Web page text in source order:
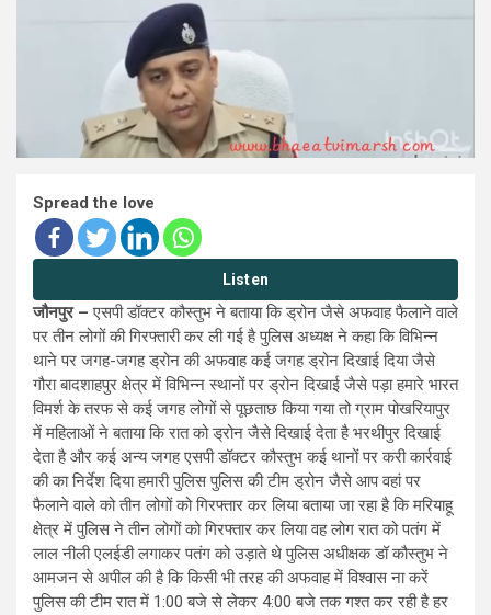
Spread the love
Listen
जौनपुर –एसपी डॉक्टर कौस्तुभ ने बताया कि ड्रोन जैसे अफवाह फैलाने वाले
पर तीन लोगों की गिरफ्तारी कर ली गई है पुलिस अध्यक्ष ने कहा कि विभिन्न
थाने पर जगह-जगह ड्रोन की अफवाह कई जगह ड्रोन दिखाई दिया जैसे
गौरा बादशाहपुर क्षेत्र में विभिन्न स्थानों पर ड्रोन दिखाई जैसे पड़ा हमारे भारत
विमर्श के तरफ से कई जगह लोगों से पूछताछ किया गया तो ग्राम पोखरियापुर
में महिलाओं ने बताया कि रात को ड्रोन जैसे दिखाई देता है भरथीपुर दिखाई
देता है और कई अन्य जगह एसपी डॉक्टर कौस्तुभ कई थानों पर करी कार्रवाई
की का निर्देश दिया हमारी पुलिस पुलिस की टीम ड्रोन जैसे आप वहां पर
फैलाने वाले को तीन लोगों को गिरफ्तार कर लिया बताया जा रहा है कि मरियाहू
क्षेत्र में पुलिस ने तीन लोगों को गिरफ्तार कर लिया वह लोग रात को पतंग में
लाल नीली एलईडी लगाकर पतंग को उड़ाते थे पुलिस अधीक्षक डॉ कौस्तुभ ने
आमजन से अपील की है कि किसी भी तरह की अफवाह में विश्वास ना करें
पुलिस की टीम रात में 1:00 बजे से लेकर 4:00 बजे तक गश्त कर रही है हर